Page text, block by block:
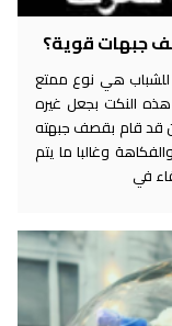
جبهات قوية؟
هي نوع ممتع
النكت بجعل غيره
قد قام بقصف جبهته
وغالبا ما يتم
في